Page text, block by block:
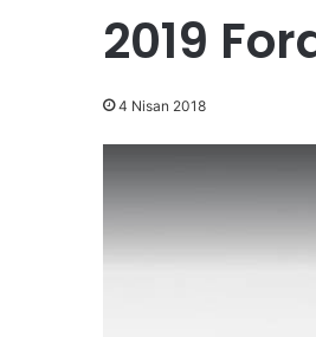
2019
4 Nisan 2018